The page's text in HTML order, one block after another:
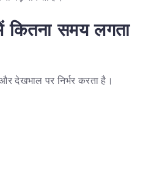
समय लगता
देखभाल पर निर्भर करता है।